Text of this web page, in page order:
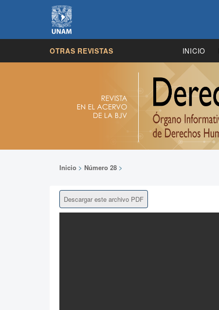
OTRAS REVISTAS INICIO
Inicio > Número 28 >
Descargar este archivo PDF